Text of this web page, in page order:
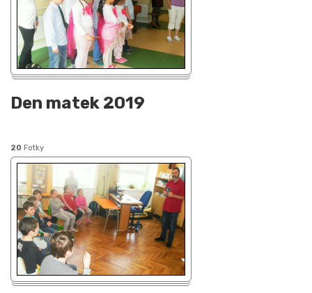
Den matek 2019
20 Fotky